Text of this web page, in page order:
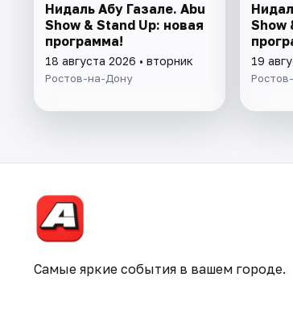
Нидаль Абу Газале. Abu
Show & Stand Up: новая
программа!
18 августа 2026 • вторник
Ростов-на-Дону
Show
19
Самые яркие события в вашем городе.